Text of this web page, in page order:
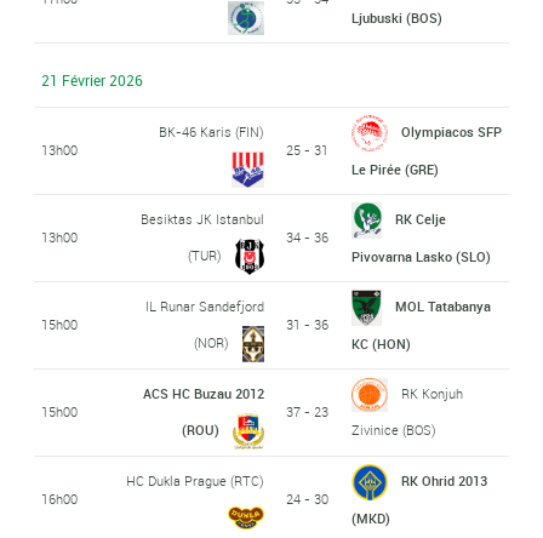
Ljubuski (BOS)
21 Février 2026
13h00
BK-46 Karis (FIN)
25 - 31
Olympiacos SFP
Le Pirée (GRE)
13h00
Besiktas JK Istanbul
(TUR)
34 - 36
RK Celje
Pivovarna Lasko (SLO)
15h00
IL Runar Sandefjord
(NOR)
31 - 36
MOL Tatabanya
KC (HON)
15h00
ACS HC Buzau 2012
(ROU)
37 - 23
RK Konjuh
Zivinice (BOS)
16h00
HC Dukla Prague (RTC)
24 - 30
RK Ohrid 2013
(MKD)